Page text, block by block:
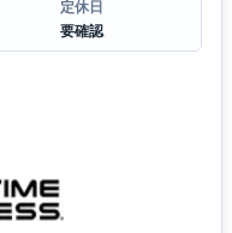
定休日
要確認